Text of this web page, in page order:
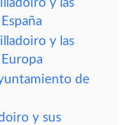
y las
y las
de
y sus